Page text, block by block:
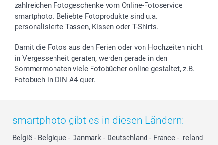
zahlreichen Fotogeschenke vom Online-Fotoservice
smartphoto. Beliebte Fotoprodukte sind u.a.
personalisierte Tassen, Kissen oder T-Shirts.
Damit die Fotos aus den Ferien oder von Hochzeiten nicht
in Vergessenheit geraten, werden gerade in den
Sommermonaten viele Fotobücher online gestaltet, z.B.
Fotobuch in DIN A4 quer.
smartphoto gibt es in diesen Ländern:
België - Belgique - Danmark - Deutschland - France - Ireland